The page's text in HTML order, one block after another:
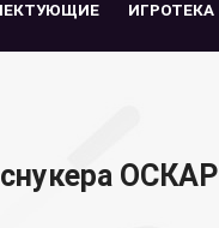
ИГРОТЕКА
ОСКАР